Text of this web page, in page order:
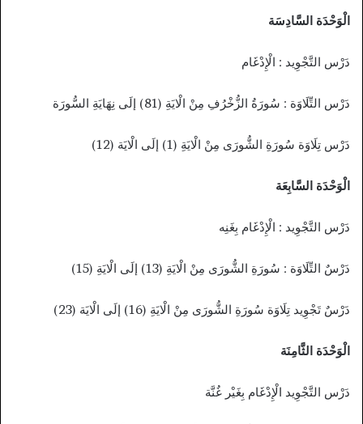
الْوَحْدَة السَّادِسَة
دَرْس التَّجْوِيد : الْإِدْغَام
دَرْس التِّلَاوَة : سُورَةُ الزُّخْرُفِ مِنْ الْايَةِ (81) إلَى نِهَايَةِ السُّورَة
دَرْس تِلَاوَة سُورَةِ الشُّورَى مِنْ الْايَةِ (1) إلَى الْايَة (12)
الْوَحْدَة السَّابِعَة
دَرْس التَّجْوِيد : الْإِدْغَام بِغَنِه
دَرْسٌ التِّلَاوَة : سُورَةِ الشُّورَى مِنْ الْايَةِ (13) إلَى الْايَةِ (15)
دَرْسٌ تَجْوِيد تِلَاوَة سُورَةِ الشُّورَى مِنْ الْايَةِ (16) إلَى الْايَة (23)
الْوَحْدَة الثَّامِنَة
دَرْس التَّجْوِيد الْإِدْغَام بِغَيْر غُنَّة